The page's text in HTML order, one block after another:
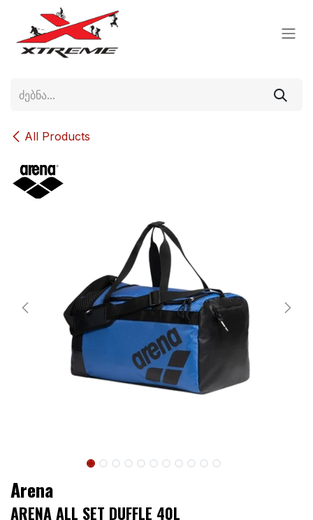
Skip to Content
All Products
Arena
ARENA ALL SET DUFFLE 40L